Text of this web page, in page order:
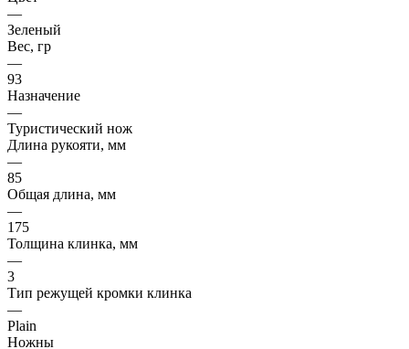
—
Зеленый
Вес, гр
—
93
Назначение
—
Туристический нож
Длина рукояти, мм
—
85
Общая длина, мм
—
175
Толщина клинка, мм
—
3
Тип режущей кромки клинка
—
Plain
Ножны